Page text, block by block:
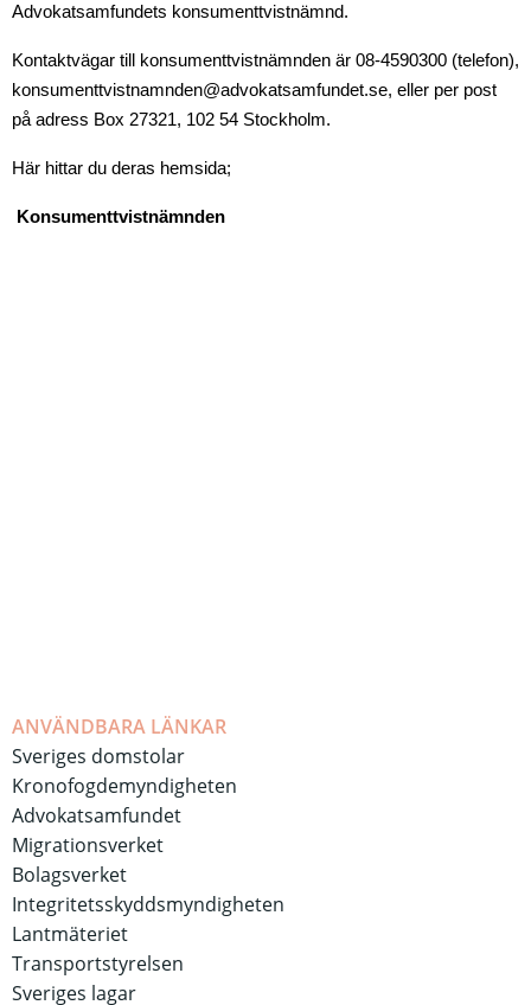
Advokatsamfundets konsumenttvistnämnd.
Kontaktvägar till konsumenttvistnämnden är 08-4590300 (telefon),
konsumenttvistnamnden@advokatsamfundet.se, eller per post
på adress Box 27321, 102 54 Stockholm.
Här hittar du deras hemsida;
Konsumenttvistnämnden
ANVÄNDBARA LÄNKAR
Sveriges domstolar
Kronofogdemyndigheten
Advokatsamfundet
Migrationsverket
Bolagsverket
Integritetsskyddsmyndigheten
Lantmäteriet
Transportstyrelsen
Sveriges lagar